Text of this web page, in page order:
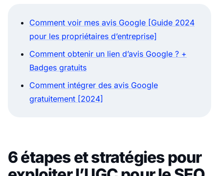
Comment voir mes avis Google [Guide 2024
pour les propriétaires d’entreprise]
Comment obtenir un lien d’avis Google ? +
Badges gratuits
Comment intégrer des avis Google
gratuitement [2024]
6 étapes et stratégies pour